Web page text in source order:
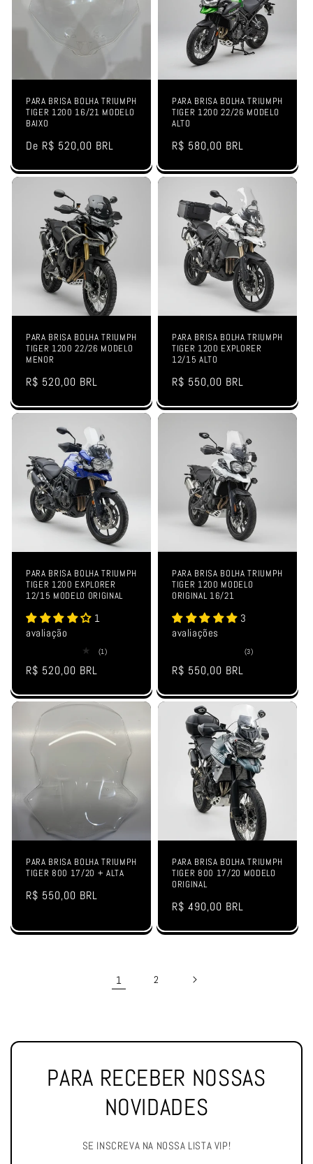
PARA BRISA BOLHA TRIUMPH
TIGER 1200 16/21 MODELO
BAIXO
Preço
De R$ 520,00 BRL
PARA BRISA BOLHA TRIUMPH
TIGER 1200 22/26 MODELO
ALTO
Preço
R$ 580,00 BRL
PARA BRISA BOLHA TRIUMPH
TIGER 1200 22/26 MODELO
MENOR
Preço
R$ 520,00 BRL
PARA BRISA BOLHA TRIUMPH
TIGER 1200 EXPLORER
12/15 ALTO
Preço
R$ 550,00 BRL
PARA BRISA BOLHA TRIUMPH
TIGER 1200 EXPLORER
12/15 MODELO ORIGINAL
1
avaliação
(1)1
Preço
R$ 520,00 BRL
PARA BRISA BOLHA TRIUMPH
TIGER 1200 MODELO
ORIGINAL 16/21
3
avaliações
(3)3
Preço
R$ 550,00 BRL
PARA BRISA BOLHA TRIUMPH
TIGER 800 17/20 + ALTA
Preço
R$ 550,00 BRL
PARA BRISA BOLHA TRIUMPH
TIGER 800 17/20 MODELO
ORIGINAL
Preço
R$ 490,00 BRL
1 2
PARA RECEBER NOSSAS
NOVIDADES
SE INSCREVA NA NOSSA LISTA VIP!